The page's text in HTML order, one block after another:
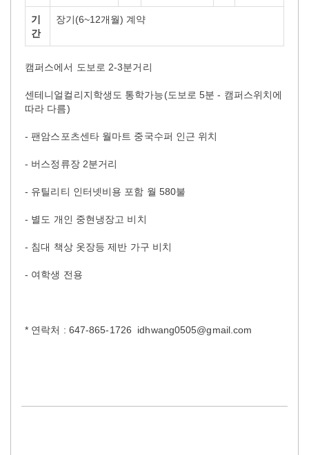
기
간
장기(6~12개월) 계약
캠퍼스에서 도보로 2-3분거리
센테니얼컬리지학생도 통학가능(도보로 5분 - 캠퍼스위치에
따라 다름)
- 팬암스포츠센타 월마트 중국수퍼 인근 위치
- 버스정류장 2분거리
- 유틸리티 인터넷비용 포함 월 580불
- 별도 개인 중현냉장고 비치
- 침대 책상 옷장등 제반 가구 비치
- 여학생 전용
* 연락처 : 647-865-1726 idhwang0505@gmail.com